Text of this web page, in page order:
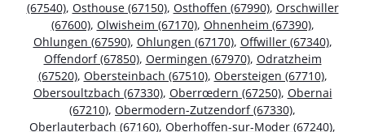
(67540), Osthouse (67150), Osthoffen (67990), Orschwiller
(67600), Olwisheim (67170), Ohnenheim (67390),
Ohlungen (67590), Ohlungen (67170), Offwiller (67340),
Offendorf (67850), Oermingen (67970), Odratzheim
(67520), Obersteinbach (67510), Obersteigen (67710),
Obersoultzbach (67330), Oberrœdern (67250), Obernai
(67210), Obermodern-Zutzendorf (67330),
Oberlauterbach (67160), Oberhoffen-sur-Moder (67240),